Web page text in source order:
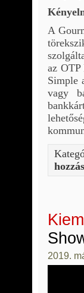
A
az OTP
Simple
vagy
2019.